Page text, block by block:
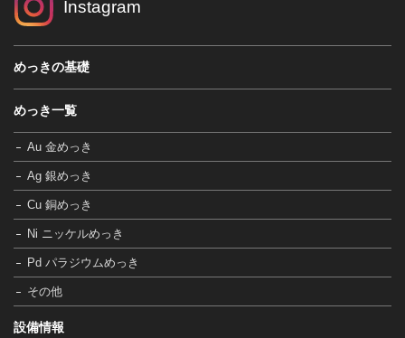
Instagram
めっきの基礎
めっき一覧
Au 金めっき
Ag 銀めっき
Cu 銅めっき
Ni ニッケルめっき
Pd パラジウムめっき
その他
設備情報